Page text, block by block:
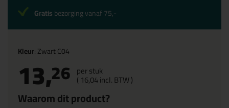
Kleur: Zwart C04
13,26 per stuk
( 16,04incl. BTW )
Waarom dit product?
Gratisbezorging vanaf 75,-